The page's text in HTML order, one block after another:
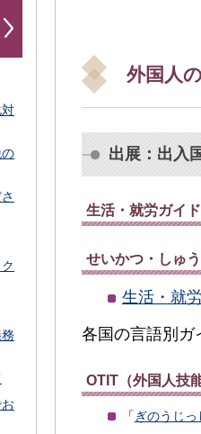
外国人
出展：出入
生活・就労ガイ
せいかつ・しゅ
生活・就
各国の言語別ガ
OTIT（外国人技
「 ぎのうじ